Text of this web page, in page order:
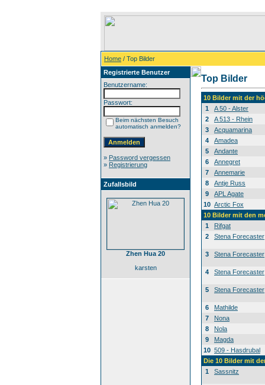
Home / Top Bilder
Registrierte Benutzer
Benutzername:
Passwort:
Beim nächsten Besuch
automatisch anmelden?
» Password vergessen
» Registrierung
Zufallsbild
Zhen Hua 20
karsten
Top Bilder
10 Bilder mit der
1
A 50 - Alster
2
A 513 - Rhein
3
Acquamarina
4
Amadea
5
Andante
6
Annegret
7
Annemarie
8
Antje Russ
9
APL Agate
10 Arctic Fox
10 Bilder mit den
1
Rifgat
2
Stena Forecaster
3 Stena Forecaster
4 Stena Forecaster
5 Stena Forecaster
6
Mathilde
7
Nona
8
Nola
9
Magda
10 509 - Hasdrubal
Die 10 Bilder mit
1
Sassnitz